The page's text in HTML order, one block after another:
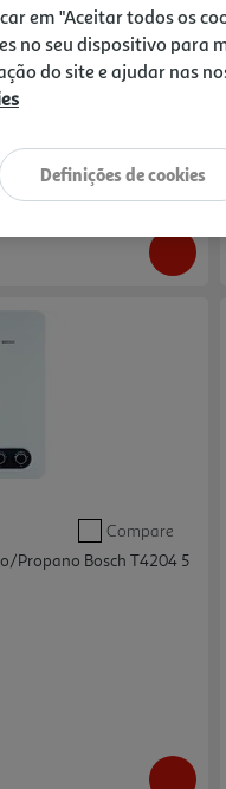
Propano Consul Mytos
Compare
propano Bosch T4204 5
em "Aceitar todos os
no seu dispositivo para
do site e ajudar nas
Definições de cookies